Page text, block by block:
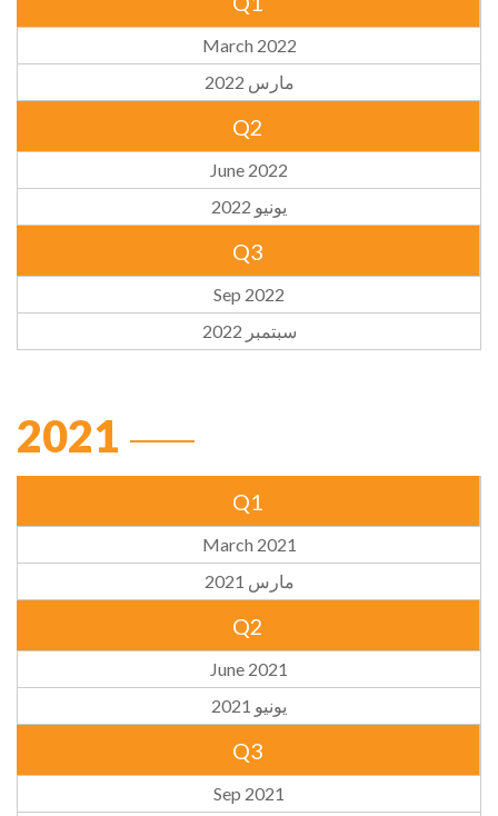
March 2022
مارس 2022
Q2
June 2022
يونيو 2022
Q3
Sep 2022
سبتمبر 2022
2021
Q1
March 2021
مارس 2021
Q2
June 2021
يونيو 2021
Q3
Sep 2021